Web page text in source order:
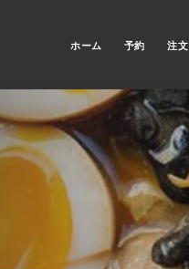
ホーム 予約 注文